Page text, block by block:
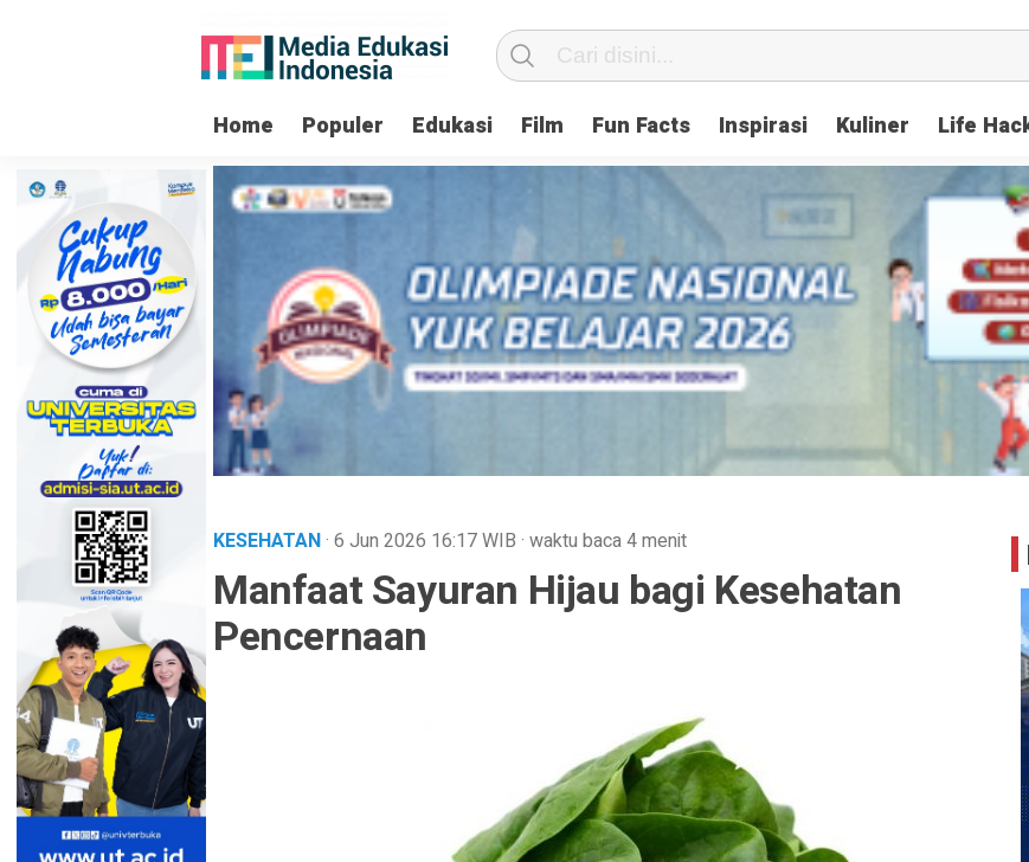
Home Populer Edukasi Film Fun Facts Inspirasi Kuliner Life
KESEHATAN· 6 Jun 2026 16:17WIB · waktu baca 4 menit
Manfaat Sayuran Hijau bagi Kesehatan
Pencernaan